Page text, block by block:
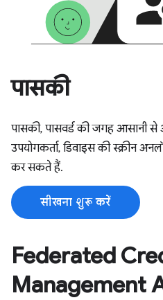
पासकी
पासकी, पासवर्ड की जगह आसानी से
उपयोगकर्ता, डिवाइस की स्क्रीन
कर सकते हैं.
सीखना शुरू करें
Federated
Management